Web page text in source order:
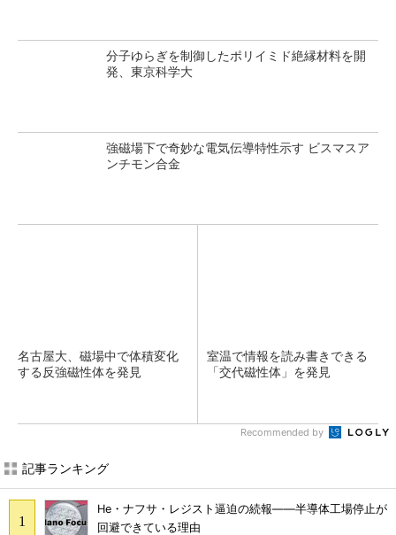
分子ゆらぎを制御したポリイミド絶縁材料を開
発、東京科学大
強磁場下で奇妙な電気伝導特性示す ビスマスア
ンチモン合金
名古屋大、磁場中で体積変化
する反強磁性体を発見
室温で情報を読み書きできる
「交代磁性体」を発見
Recommended by
記事ランキング
He・ナフサ・レジスト逼迫の続報――半導体工場停止が
回避できている理由